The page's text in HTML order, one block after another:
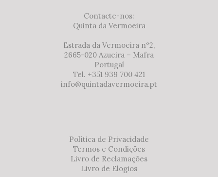
Contacte-nos:
Quinta da Vermoeira
Estrada da Vermoeira nº2,
2665-020 Azueira – Mafra
Portugal
Tel. +351 939 700 421
info@quintadavermoeira.pt
Política de Privacidade
Termos e Condições
Livro de Reclamações
Livro de Elogios